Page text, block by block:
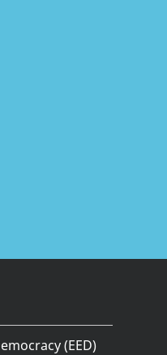
(EED)